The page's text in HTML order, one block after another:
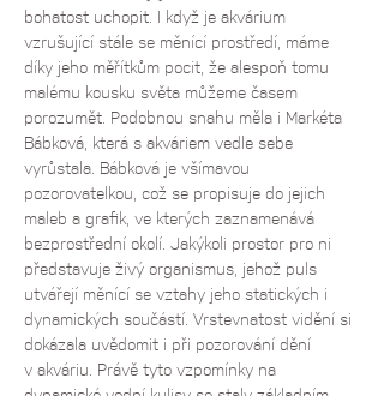
bohatost uchopit. I když je akvárium
vzrušující stále se měnící prostředí, máme
díky jeho měřítkům pocit, že alespoň tomu
malému kousku světa můžeme časem
porozumět. Podobnou snahu měla i Markéta
Bábková, která s akváriem vedle sebe
vyrůstala. Bábková je všímavou
pozorovatelkou, což se propisuje do jejich
maleb a grafik, ve kterých zaznamenává
bezprostřední okolí. Jakýkoli prostor pro ni
představuje živý organismus, jehož puls
utvářejí měnící se vztahy jeho statických i
dynamických součástí. Vrstevnatost vidění si
dokázala uvědomit i při pozorování dění
v akváriu. Právě tyto vzpomínky na